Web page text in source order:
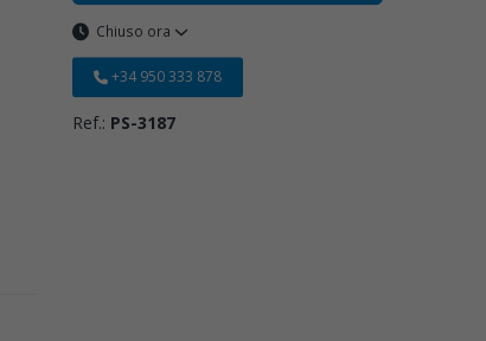
Chiuso ora
+34 950 333 878
Ref.: PS-3187